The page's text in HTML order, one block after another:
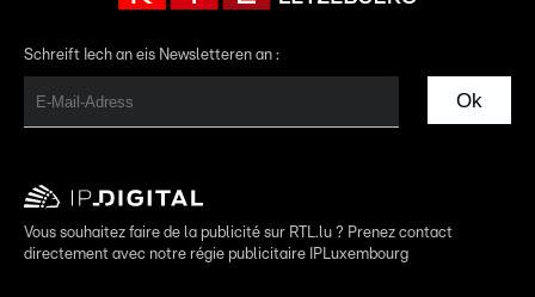
Schreift Iech an eis Newsletteren an :
Ok
Vous souhaitez faire de la publicité sur RTL.lu ? Prenez contact
directement avec notre régie publicitaire IPLuxembourg